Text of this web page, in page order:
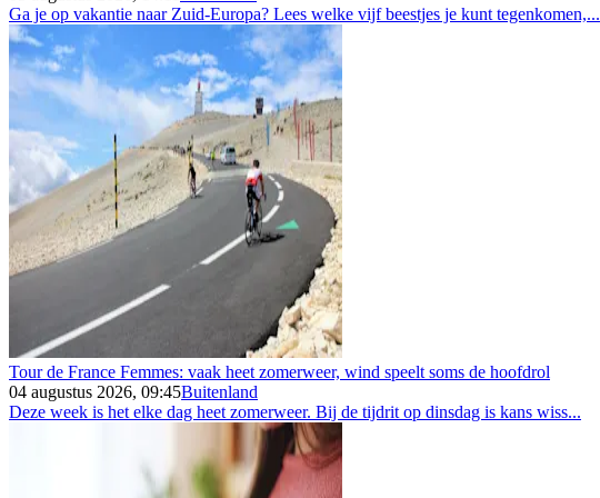
Ga je op vakantie naar Zuid-Europa? Lees welke vijf beestjes je kunt tegenkomen,...
Tour de France Femmes: vaak heet zomerweer, wind speelt soms de hoofdrol
04 augustus 2026, 09:45Buitenland
Deze week is het elke dag heet zomerweer. Bij de tijdrit op dinsdag is kans wiss...